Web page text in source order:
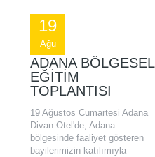
19
Ağu
ADANA BÖLGESEL
EĞITIM
TOPLANTISI
19 Ağustos Cumartesi Adana
Divan Otel'de, Adana
bölgesinde faaliyet gösteren
bayilerimizin katılımıyla